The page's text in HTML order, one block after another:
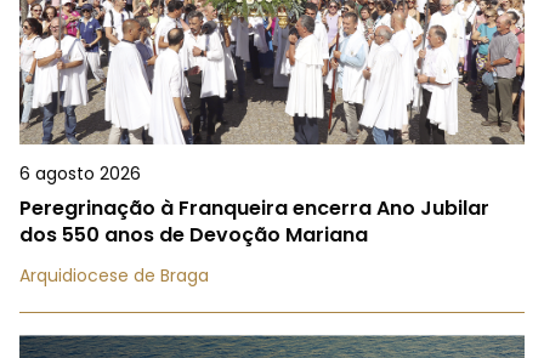
6 agosto 2026
Peregrinação à Franqueira encerra Ano Jubilar
dos 550 anos de Devoção Mariana
Arquidiocese de Braga